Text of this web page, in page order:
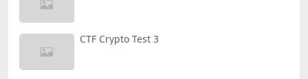
CTF Crypto Test 3